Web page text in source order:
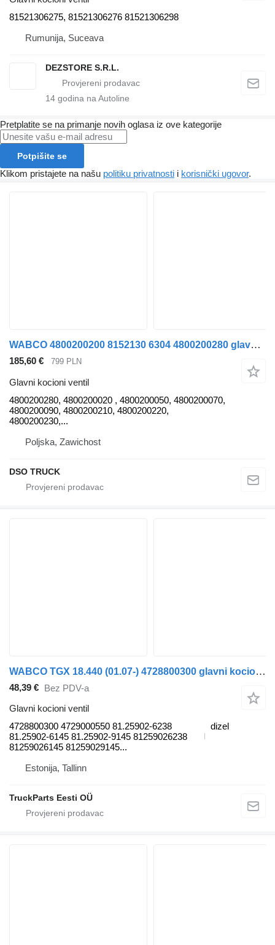
81521306275, 81521306276 81521306298
Rumunija, Suceava
DEZSTORE S.R.L.
14 godina na Autoline
Pretplatite se na primanje novih oglasa iz ove kategorije
Potpišite se
Klikom pristajete na našu politiku privatnosti i korisnički ugovor.
WABCO 4800200200 8152130 6304 4800200280 glavni kocioni ventil za MAN TGX/ TGL/ TGM tegljača
185,60 € 799 PLN
Glavni kocioni ventil
4800200280, 4800200020 , 4800200050, 4800200070,
4800200090, 4800200210, 4800200220,
4800200230,...
Poljska, Zawichost
DSO TRUCK
WABCO TGX 18.440 (01.07-) 4728800300 glavni kocioni ventil za MAN TGL, TGM, TGS, TGX (2005-2021) tegljača
48,39 € Bez PDV-a
Glavni kocioni ventil
4728800300 4729000550 81.25902-6238
81.25902-6145 81.25902-9145 81259026238
81259026145 81259029145...
dizel
Estonija, Tallinn
TruckParts Eesti OÜ